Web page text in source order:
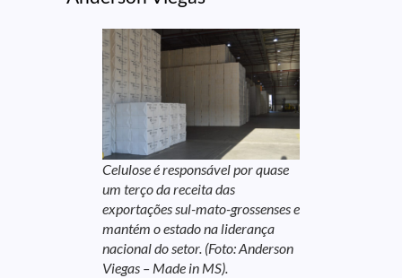
Celulose é responsável por quase
um terço da receita das
exportações sul-mato-grossenses e
mantém o estado na liderança
nacional do setor. (Foto: Anderson
Viegas – Made in MS).